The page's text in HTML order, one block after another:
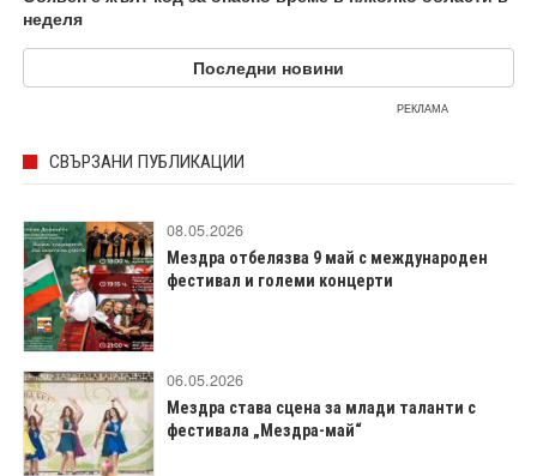
неделя
Последни новини
РЕКЛАМА
СВЪРЗАНИ ПУБЛИКАЦИИ
08.05.2026
Мездра отбелязва 9 май с международен
фестивал и големи концерти
06.05.2026
Мездра става сцена за млади таланти с
фестивала „Мездра-май“